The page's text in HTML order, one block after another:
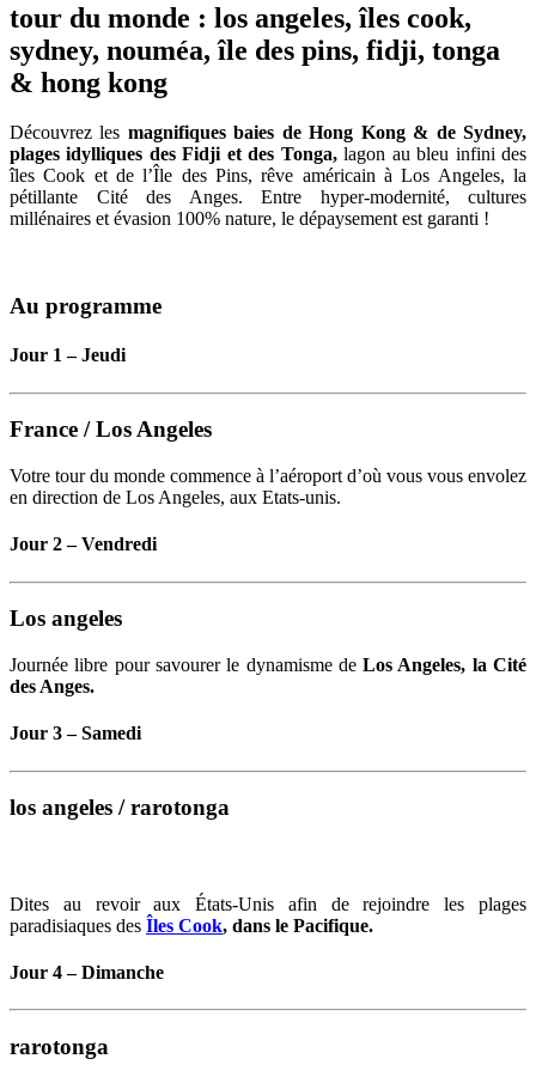
tour du monde : los angeles, îles cook,
sydney, nouméa, île des pins, fidji, tonga
& hong kong
Découvrez les magnifiques baies de Hong Kong & de Sydney,
plages idylliques des Fidji et des Tonga,lagon au bleu infini des
îles Cook et de l’Île des Pins, rêve américain à Los Angeles, la
pétillante Cité des Anges. Entre hyper-modernité, cultures
millénaires et évasion 100% nature, le dépaysement est garanti !
Au programme
Jour 1 – Jeudi
France / Los Angeles
Votre tour du monde commence à l’aéroport d’où vous vous envolez
en direction de Los Angeles, aux Etats-unis.
Jour 2 – Vendredi
Los angeles
Journée libre pour savourer le dynamisme deLos Angeles, la Cité
des Anges.
Jour 3 – Samedi
los angeles / rarotonga
Dites au revoir aux États-Unis afin de rejoindre les plages
paradisiaques des Îles Cook, dans le Pacifique.
Jour 4 – Dimanche
rarotonga